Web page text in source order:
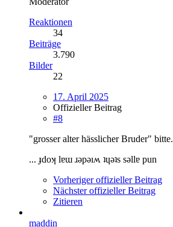
Reaktionen
34
Beiträge
3.790
Bilder
22
17. April 2025
Offizieller Beitrag
#8
"grosser alter hässlicher Bruder" bitte.
... ɟdoʞ lɐɯ ɹǝpǝıʍ ʇɥǝʇs sǝllɐ pun
Vorheriger offizieller Beitrag
Nächster offizieller Beitrag
Zitieren
maddin